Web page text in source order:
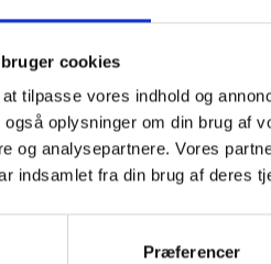
cookies
tilpasse vores indhold og
oplysninger om din brug af
og analysepartnere. Vores
indsamlet fra din brug af deres
Præferencer